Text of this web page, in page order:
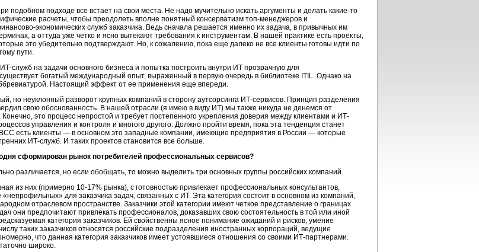
подобном подходе все встает на свои места. Не надо мучительно искать аргументы и делать какие-то
расчеты, чтобы преодолеть вполне понятный консерватизм топ-менеджеров и
экономических служб заказчика. Ведь сначала решается именно их задача, в привычных им
а оттуда уже четко и ясно вытекают требования к инструментам. В нашей практике есть проекты,
это убедительно подтверждают. Но, к сожалению, пока еще далеко не все клиенты готовы идти по
пути.
ИТ-служб на задачи основного бизнеса и попытка построить внутри ИТ прозрачную для
богатый международный опыт, выраженный в первую очередь в библиотеке ITIL. Однако на
Настоящий эффект от ее применения еще впереди.
но неуклонный разворот крупных компаний в сторону аутсорсинга ИТ-сервисов. Принцип разделения
свою обоснованность. В нашей отрасли (я имею в виду ИТ) мы также никуда не денемся от
это процесс непростой и требует постепенного укрепления доверия между клиентами и ИТ-
управления и контроля и многого другого. Должно пройти время, пока эта тенденция станет
есть клиенты — в основном это западные компании, имеющие предприятия в России — которые
ИТ-служб. И таких проектов становится все больше.
сформирован рынок потребителей профессиональных сервисов?
различается, но если обобщать, то можно выделить три основных группы российских компаний.
из них (примерно 10-17% рынка), с готовностью привлекает профессиональных консультантов,
для заказчика задач, связанных с ИТ. Эта категория состоит в основном из компаний,
отраслевом пространстве. Заказчики этой категории имеют четкое представление о границах
они предпочитают привлекать профессионалов, доказавших свою состоятельность в той или иной
категория заказчиков. Ей свойственны ясное понимание ожиданий и рисков, умение
таких заказчиков относятся российские подразделения иностранных корпораций, ведущие
что данная категория заказчиков имеет устоявшиеся отношения со своими ИТ-партнерами.
широко.